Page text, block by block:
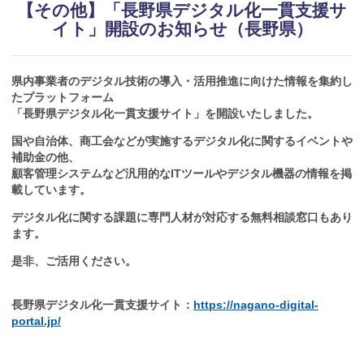
【その他】「長野県デジタル化一貫支援サ
イト」開設のお知らせ（長野県）
県内事業者のデジタル技術の導入・活用推進に向けた情報を集約し
たプラットフォーム
「長野県デジタル化一貫支援サイト」を開設いたしました。
国や自治体、商工会などが実施するデジタル化に関するイベントや
補助金の他、
顧客管理システムなど汎用的なITツールやデジタル機器の情報を掲
載しています。
デジタル化に関する課題に専門人材が対応する無料相談窓口もあり
ます。
是非、ご活用ください。
長野県デジタル化一貫支援サイト： https://nagano-digital-
portal.jp/